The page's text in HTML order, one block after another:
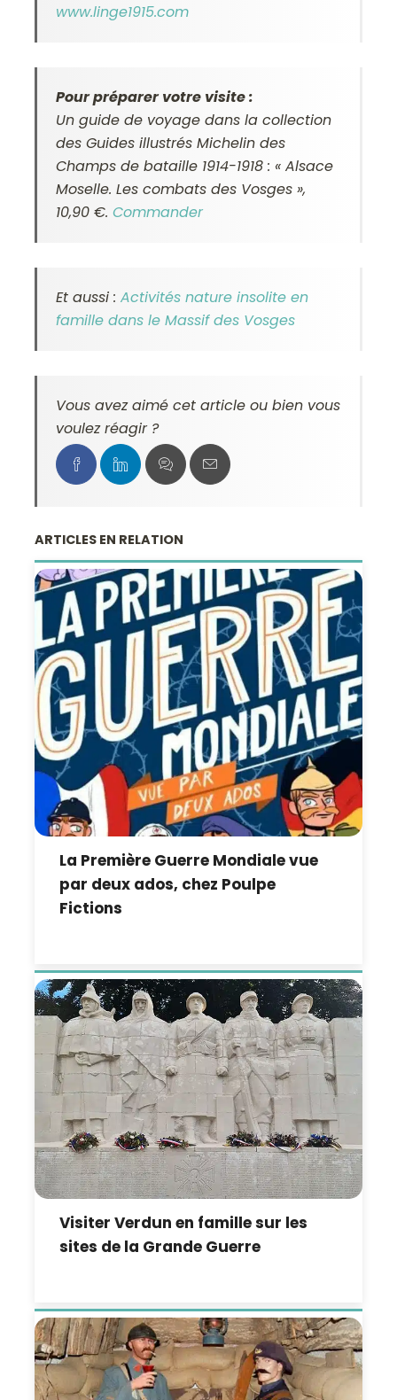
www.linge1915.com
Pour préparer votre visite :
Un guide de voyage dans la collection
des Guides illustrés Michelin des
Champs de bataille 1914-1918 : « Alsace
Moselle. Les combats des Vosges »,
10,90 €.Commander
Et aussi :Activités nature insolite en
famille dans le Massif des Vosges
Vous avez aimé cet article ou bien vous
voulez réagir ?
ARTICLES EN RELATION
La Première Guerre Mondiale vue
par deux ados, chez Poulpe
Fictions
Visiter Verdun en famille sur les
sites de la Grande Guerre